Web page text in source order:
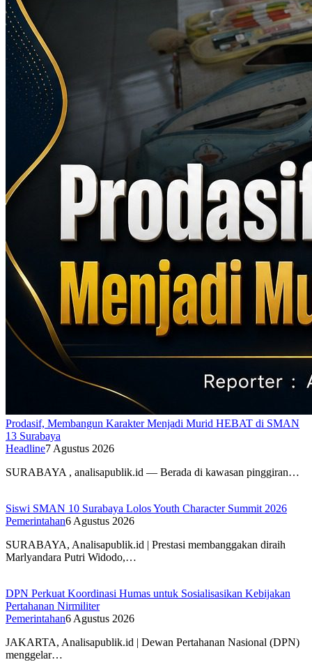
Prodasif, Membangun Karakter Menjadi Murid HEBAT di SMAN
13 Surabaya
Headline7 Agustus 2026
SURABAYA , analisapublik.id — Berada di kawasan pinggiran…
Siswi SMAN 10 Surabaya Lolos Youth Character Summit 2026
Pemerintahan6 Agustus 2026
SURABAYA, Analisapublik.id | Prestasi membanggakan diraih
Marlyandara Putri Widodo,…
DPN Perkuat Koordinasi Humas untuk Sosialisasikan Kebijakan
Pertahanan Nirmiliter
Pemerintahan6 Agustus 2026
JAKARTA, Analisapublik.id | Dewan Pertahanan Nasional (DPN)
menggelar…